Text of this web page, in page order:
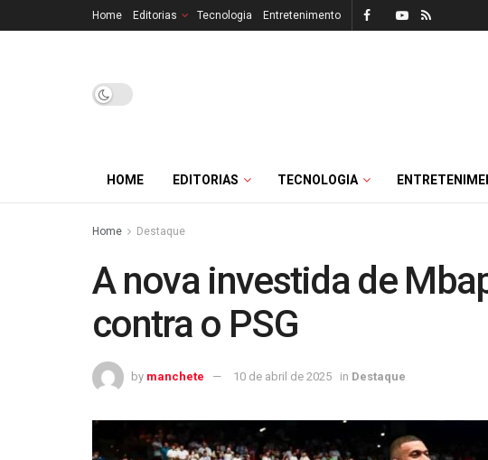
Home Editorias Tecnologia Entretenimento
HOME EDITORIAS TECNOLOGIA
Home Destaque
A nova investida de
contra o PSG
by manchete 10 de abril de 2025 in Destaque